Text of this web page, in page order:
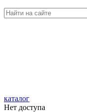
каталог
Нет доступа